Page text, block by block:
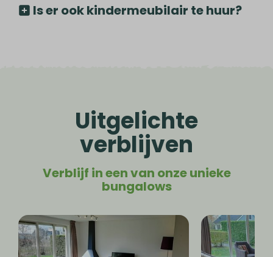
Is er ook kindermeubilair te huur?
Uitgelichte
verblijven
Verblijf in een van onze unieke
bungalows